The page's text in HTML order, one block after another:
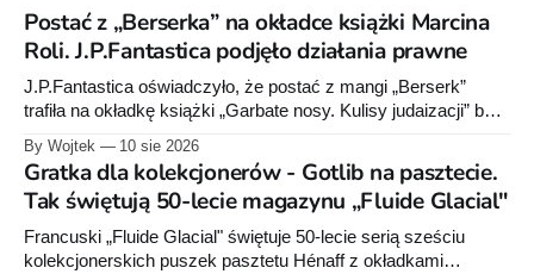
Postać z „Berserka” na okładce książki Marcina
Roli. J.P.Fantastica podjęło działania prawne
J.P.Fantastica oświadczyło, że postać z mangi „Berserk”
trafiła na okładkę książki „Garbate nosy. Kulisy judaizacji” bez
zgody wydawnictwa. Polski wydawca serii poinformował o
działaniach prawnych, lecz nie ujawnił ich zakresu.
By Wojtek 10 sie 2026
Gratka dla kolekcjonerów - Gotlib na pasztecie.
Tak świętują 50-lecie magazynu „Fluide Glacial"
Francuski „Fluide Glacial" świętuje 50-lecie serią sześciu
kolekcjonerskich puszek pasztetu Hénaff z okładkami